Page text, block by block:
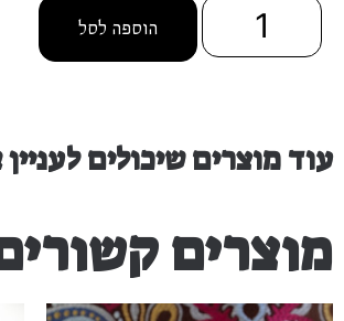
הוספה לסל
עוד מוצרים שיכולים
מוצרים